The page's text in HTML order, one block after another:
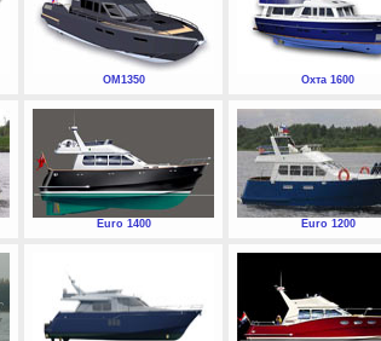
ОМ1350 Охта 1600
Euro 1400 Euro 1200